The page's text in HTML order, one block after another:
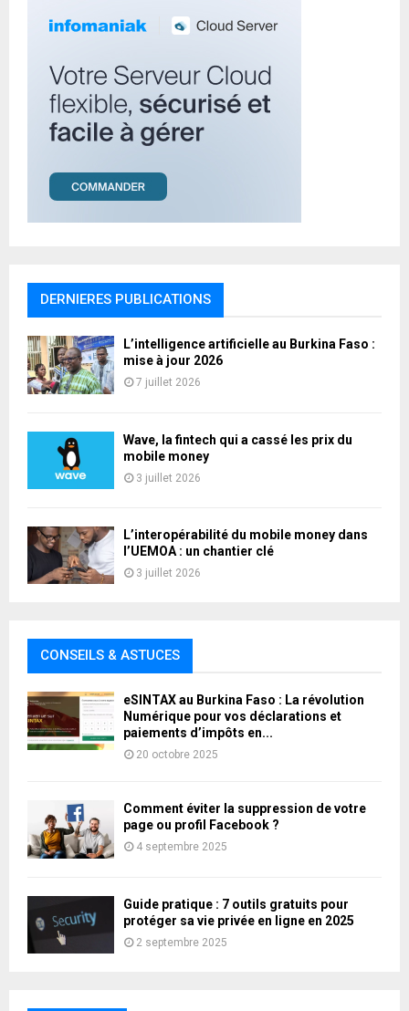
DERNIERES PUBLICATIONS
L’intelligence artificielle au Burkina Faso :
mise à jour 2026
7 juillet 2026
Wave, la fintech qui a cassé les prix du
mobile money
3 juillet 2026
L’interopérabilité du mobile money dans
l’UEMOA : un chantier clé
3 juillet 2026
CONSEILS & ASTUCES
eSINTAX au Burkina Faso : La révolution
Numérique pour vos déclarations et
paiements d’impôts en...
20 octobre 2025
Comment éviter la suppression de votre
page ou profil Facebook ?
4 septembre 2025
Guide pratique : 7 outils gratuits pour
protéger sa vie privée en ligne en 2025
2 septembre 2025